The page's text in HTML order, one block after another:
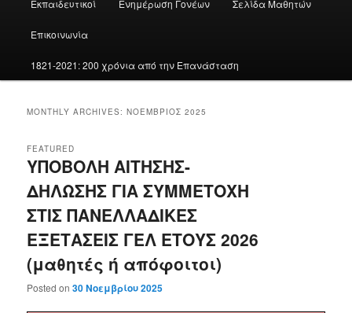
Εκπαιδευτικοί Ενημέρωση Γονέων Σελίδα Μαθητών
Επικοινωνία
1821-2021: 200 χρόνια από την Επανάσταση
MONTHLY ARCHIVES:ΝΟΈΜΒΡΙΟΣ 2025
ΥΠΟΒΟΛΗ ΑΙΤΗΣΗΣ-
ΔΗΛΩΣΗΣ ΓΙΑ ΣΥΜΜΕΤΟΧΗ
ΣΤΙΣ ΠΑΝΕΛΛΑΔΙΚΕΣ
ΕΞΕΤΑΣΕΙΣ ΓΕΛ ΕΤΟΥΣ 2026
(μαθητές ή απόφοιτοι)
FEATURED
Posted on30 Νοεμβρίου 2025